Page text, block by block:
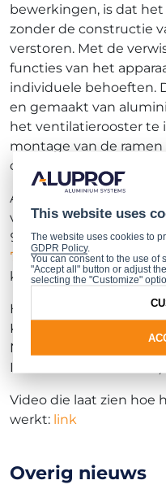
bewerkingen, is dat
zonder de constructie
verstoren. Met de
functies van het
individuele behoeften.
en gemaakt van
het ventilatierooster te
montage van de
de montagespeling.
Aluprof biedt 3
ventilatieroosters: RAL
9016. Ze zijn
79N,MB-86,MB-86N ,
kunt ze bestellen MET
Het product beschikt
KOT van het ITB
National Technical
Institut für Bautechnik)
Video die laat zien hoe
werkt: link
Overig nieuws
This website uses
The website uses cookies to
GDPR Policy.
You can consent to the use of
"Accept all" button or adjust
selecting the "Customize"